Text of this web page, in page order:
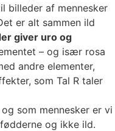
billeder af mennesker
er alt sammen ild
giver uro og
– og især rosa
andre elementer,
som Tal R taler
som mennesker er vi
og ikke ild.